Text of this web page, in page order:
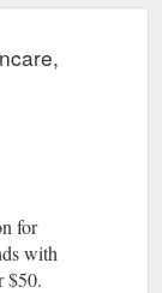
for
with
$50.